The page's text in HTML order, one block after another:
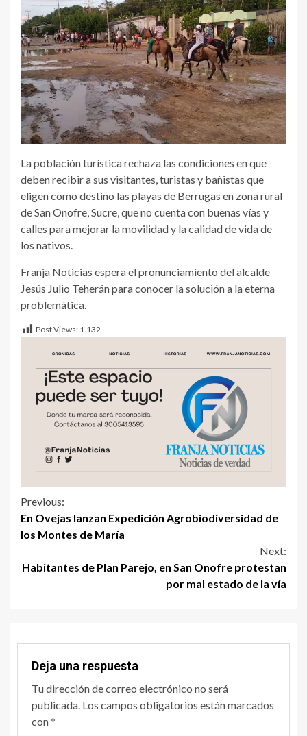
La población turística rechaza las condiciones en que
deben recibir a sus visitantes, turistas y bañistas que
eligen como destino las playas de Berrugas en zona rural
de San Onofre, Sucre, que no cuenta con buenas vías y
calles para mejorar la movilidad y la calidad de vida de
los nativos.
Franja Noticias espera el pronunciamiento del alcalde
Jesús Julio Teherán para conocer la solución a la eterna
problemática.
Post Views: 1.132
Previous:
En Ovejas lanzan Expedición Agrobiodiversidad de
los Montes de María
Next:
Habitantes de Plan Parejo, en San Onofre protestan
por mal estado de la vía
Deja una respuesta
Tu dirección de correo electrónico no será
publicada. Los campos obligatorios están marcados
con*